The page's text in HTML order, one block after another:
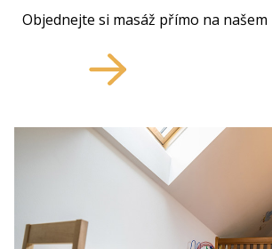
Objednejte si masáž přímo na